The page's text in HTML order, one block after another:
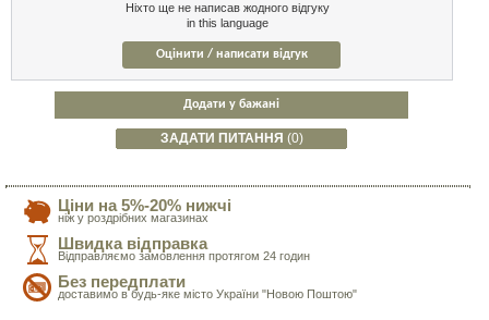
Ніхто ще не написав жодного відгуку
in this language
Оцінити / написати відгук
Додати у бажані
ЗАДАТИ ПИТАННЯ (0)
Ціни на 5%-20% нижчі
ніж у роздрібних магазинах
Швидка відправка
Відправляємо замовлення протягом 24 годин
Без передплати
доставимо в будь-яке місто України "Новою Поштою"